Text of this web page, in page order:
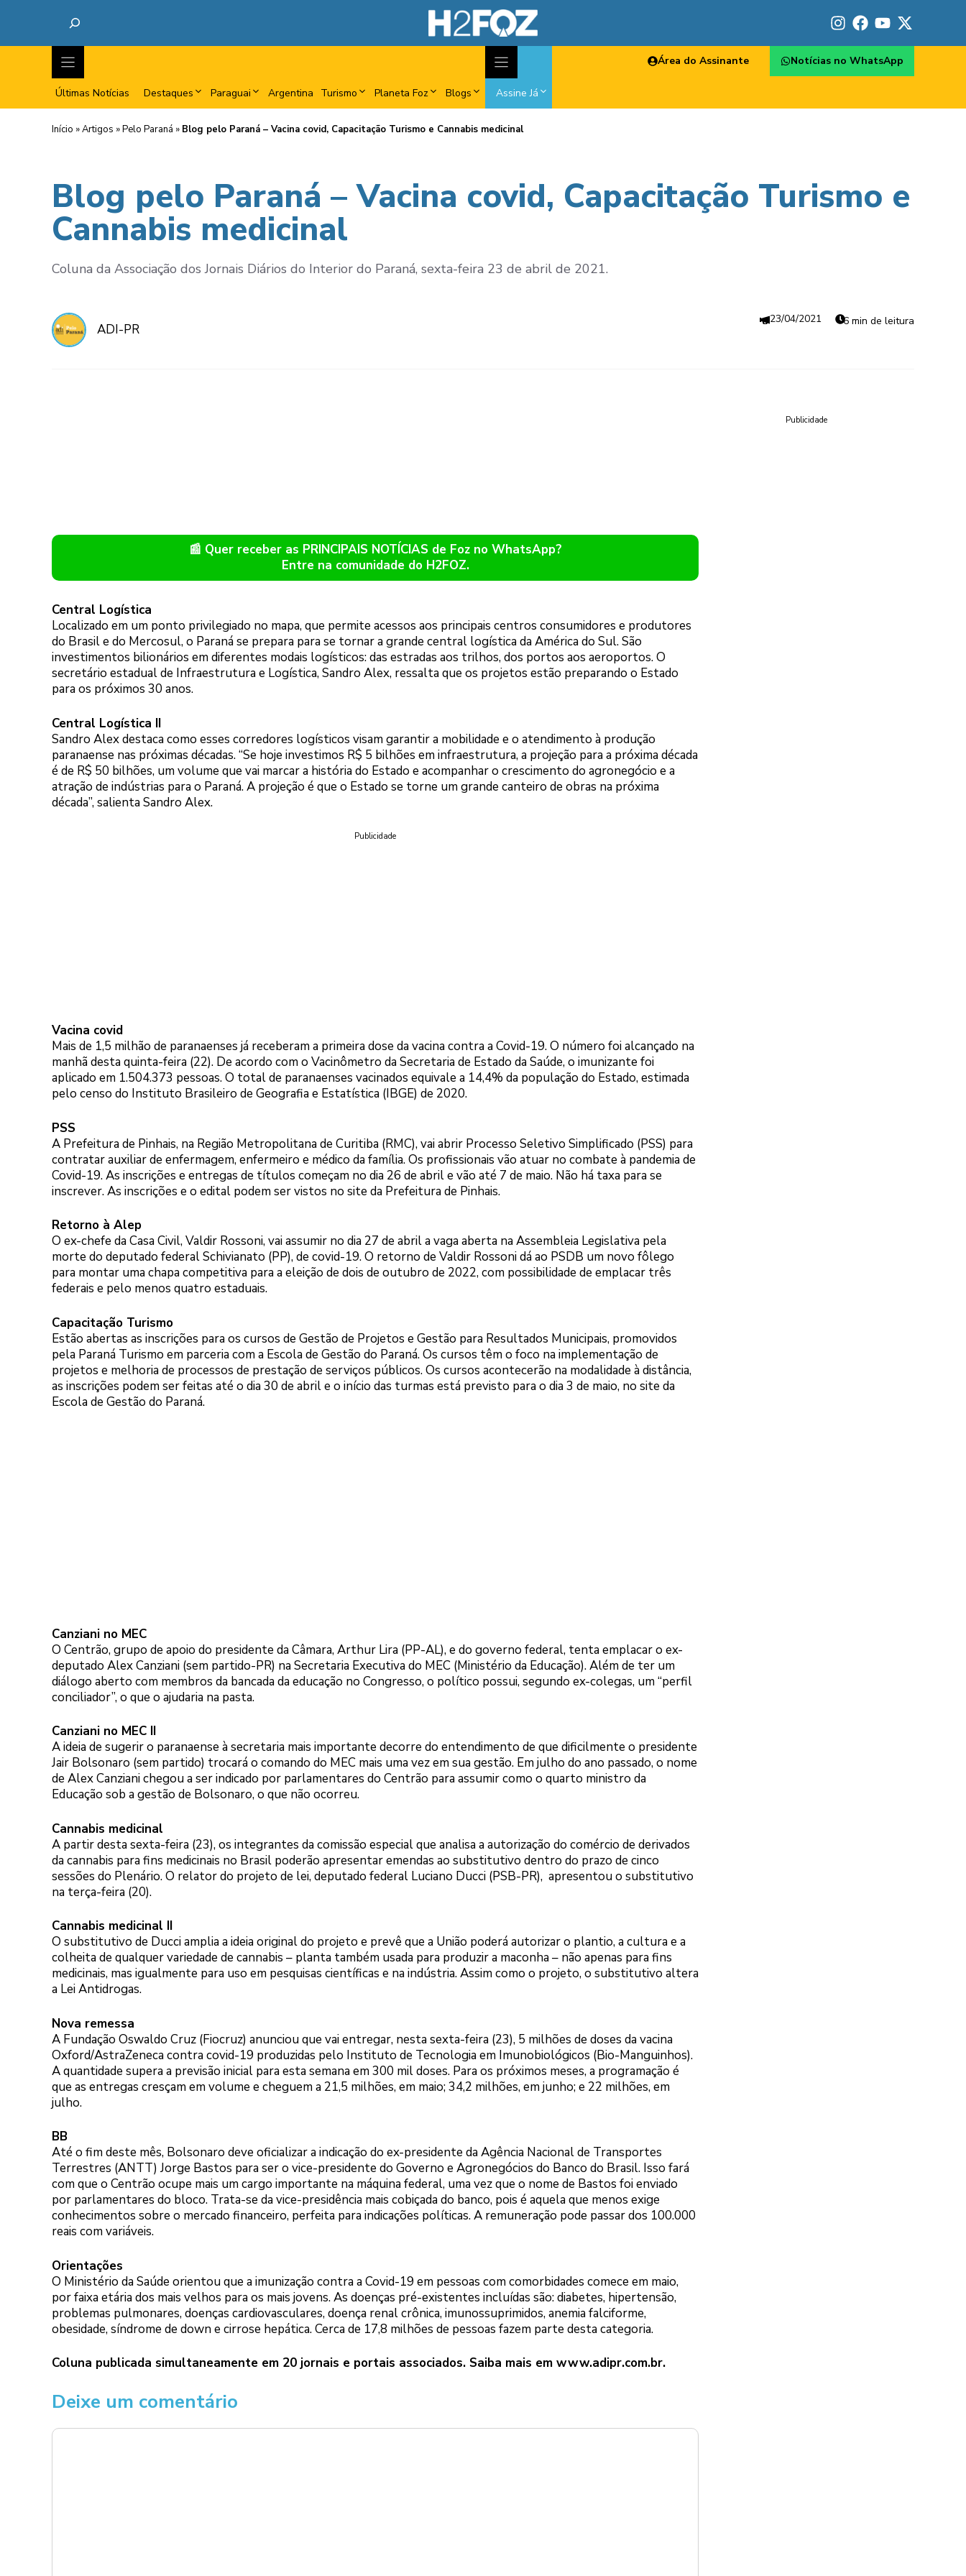
Últimas Notícias Destaques Paraguai Argentina Turismo Planeta Foz Blogs Assine Já
Área do Assinante Notícias no WhatsApp
Início »Artigos »Pelo Paraná » Blog pelo Paraná – Vacina covid, Capacitação Turismo e Cannabis medicinal
Blog pelo Paraná – Vacina covid, Capacitação Turismo e
Cannabis medicinal
Coluna da Associação dos Jornais Diários do Interior do Paraná, sexta-feira 23 de abril de 2021.
ADI-PR
23/04/2021 6 min de leitura
📰 Quer receber as PRINCIPAIS NOTÍCIAS de Foz no WhatsApp?
Entre na comunidade do H2FOZ.
Central Logística
Localizado em um ponto privilegiado no mapa, que permite acessos aos principais centros consumidores e produtores
do Brasil e do Mercosul, o Paraná se prepara para se tornar a grande central logística da América do Sul. São
investimentos bilionários em diferentes modais logísticos: das estradas aos trilhos, dos portos aos aeroportos. O
secretário estadual de Infraestrutura e Logística, Sandro Alex, ressalta que os projetos estão preparando o Estado
para os próximos 30 anos.
Central Logística II
Sandro Alex destaca como esses corredores logísticos visam garantir a mobilidade e o atendimento à produção
paranaense nas próximas décadas. “Se hoje investimos R$ 5 bilhões em infraestrutura, a projeção para a próxima década
é de R$ 50 bilhões, um volume que vai marcar a história do Estado e acompanhar o crescimento do agronegócio e a
atração de indústrias para o Paraná. A projeção é que o Estado se torne um grande canteiro de obras na próxima
década”, salienta Sandro Alex.
Publicidade
Vacina covid
Mais de 1,5 milhão de paranaenses já receberam a primeira dose da vacina contra a Covid-19. O número foi alcançado na
manhã desta quinta-feira (22). De acordo com o Vacinômetro da Secretaria de Estado da Saúde, o imunizante foi
aplicado em 1.504.373 pessoas. O total de paranaenses vacinados equivale a 14,4% da população do Estado, estimada
pelo censo do Instituto Brasileiro de Geografia e Estatística (IBGE) de 2020.
PSS
A Prefeitura de Pinhais, na Região Metropolitana de Curitiba (RMC), vai abrir Processo Seletivo Simplificado (PSS) para
contratar auxiliar de enfermagem, enfermeiro e médico da família. Os profissionais vão atuar no combate à pandemia de
Covid-19. As inscrições e entregas de títulos começam no dia 26 de abril e vão até 7 de maio. Não há taxa para se
inscrever. As inscrições e o edital podem ser vistos no site da Prefeitura de Pinhais.
Retorno à Alep
O ex-chefe da Casa Civil, Valdir Rossoni, vai assumir no dia 27 de abril a vaga aberta na Assembleia Legislativa pela
morte do deputado federal Schivianato (PP), de covid-19. O retorno de Valdir Rossoni dá ao PSDB um novo fôlego
para montar uma chapa competitiva para a eleição de dois de outubro de 2022, com possibilidade de emplacar três
federais e pelo menos quatro estaduais.
Capacitação Turismo
Estão abertas as inscrições para os cursos de Gestão de Projetos e Gestão para Resultados Municipais, promovidos
pela Paraná Turismo em parceria com a Escola de Gestão do Paraná. Os cursos têm o foco na implementação de
projetos e melhoria de processos de prestação de serviços públicos. Os cursos acontecerão na modalidade à distância,
as inscrições podem ser feitas até o dia 30 de abril e o início das turmas está previsto para o dia 3 de maio, no site da
Escola de Gestão do Paraná.
Canziani no MEC
O Centrão, grupo de apoio do presidente da Câmara, Arthur Lira (PP-AL), e do governo federal, tenta emplacar o ex-
deputado Alex Canziani (sem partido-PR) na Secretaria Executiva do MEC (Ministério da Educação). Além de ter um
diálogo aberto com membros da bancada da educação no Congresso, o político possui, segundo ex-colegas, um “perfil
conciliador”, o que o ajudaria na pasta.
Canziani no MEC II
A ideia de sugerir o paranaense à secretaria mais importante decorre do entendimento de que dificilmente o presidente
Jair Bolsonaro (sem partido) trocará o comando do MEC mais uma vez em sua gestão. Em julho do ano passado, o nome
de Alex Canziani chegou a ser indicado por parlamentares do Centrão para assumir como o quarto ministro da
Educação sob a gestão de Bolsonaro, o que não ocorreu.
Cannabis medicinal
A partir desta sexta-feira (23), os integrantes da comissão especial que analisa a autorização do comércio de derivados
da cannabis para fins medicinais no Brasil poderão apresentar emendas ao substitutivo dentro do prazo de cinco
sessões do Plenário. O relator do projeto de lei, deputado federal Luciano Ducci (PSB-PR), apresentou o substitutivo
na terça-feira (20).
Cannabis medicinal II
O substitutivo de Ducci amplia a ideia original do projeto e prevê que a União poderá autorizar o plantio, a cultura e a
colheita de qualquer variedade de cannabis – planta também usada para produzir a maconha – não apenas para fins
medicinais, mas igualmente para uso em pesquisas científicas e na indústria. Assim como o projeto, o substitutivo altera
a Lei Antidrogas.
Nova remessa
A Fundação Oswaldo Cruz (Fiocruz) anunciou que vai entregar, nesta sexta-feira (23), 5 milhões de doses da vacina
Oxford/AstraZeneca contra covid-19 produzidas pelo Instituto de Tecnologia em Imunobiológicos (Bio-Manguinhos).
A quantidade supera a previsão inicial para esta semana em 300 mil doses. Para os próximos meses, a programação é
que as entregas cresçam em volume e cheguem a 21,5 milhões, em maio; 34,2 milhões, em junho; e 22 milhões, em
julho.
BB
Até o fim deste mês, Bolsonaro deve oficializar a indicação do ex-presidente da Agência Nacional de Transportes
Terrestres (ANTT) Jorge Bastos para ser o vice-presidente do Governo e Agronegócios do Banco do Brasil. Isso fará
com que o Centrão ocupe mais um cargo importante na máquina federal, uma vez que o nome de Bastos foi enviado
por parlamentares do bloco. Trata-se da vice-presidência mais cobiçada do banco, pois é aquela que menos exige
conhecimentos sobre o mercado financeiro, perfeita para indicações políticas. A remuneração pode passar dos 100.000
reais com variáveis.
Orientações
O Ministério da Saúde orientou que a imunização contra a Covid-19 em pessoas com comorbidades comece em maio,
por faixa etária dos mais velhos para os mais jovens. As doenças pré-existentes incluídas são: diabetes, hipertensão,
problemas pulmonares, doenças cardiovasculares, doença renal crônica, imunossuprimidos, anemia falciforme,
obesidade, síndrome de down e cirrose hepática. Cerca de 17,8 milhões de pessoas fazem parte desta categoria.
Coluna publicada simultaneamente em 20 jornais e portais associados. Saiba mais em www.adipr.com.br.
Deixe um comentário
Comentário
Publicidade